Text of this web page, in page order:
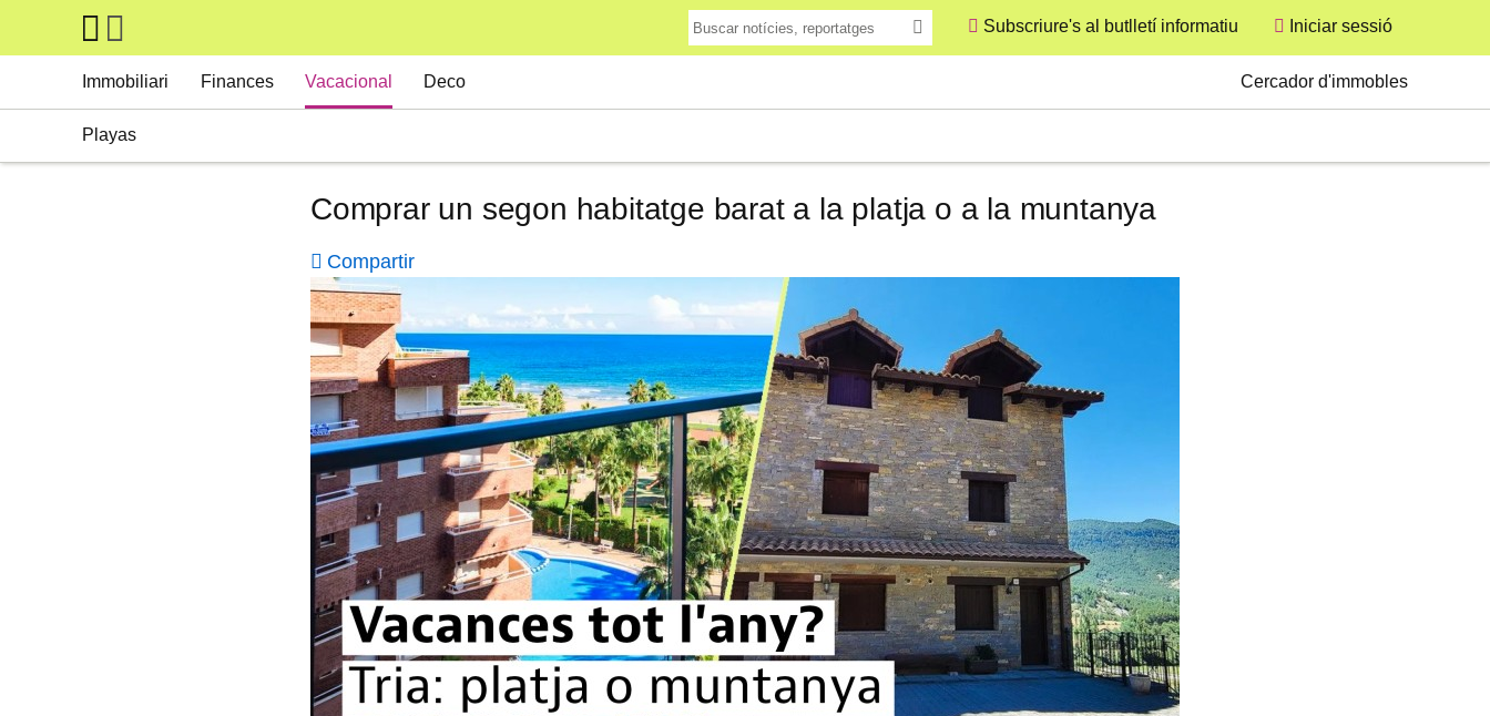
Skip to main content
Subscriure's al butlletí informatiu
User
Iniciar sessió
Immobiliari Finances Vacacional
Playas
Deco Cercador d'immobles
Comprar un segon habitatge barat a la platja o a la muntanya
Compartir